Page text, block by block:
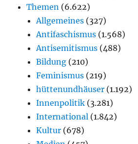
Themen (6.622)
Allgemeines (327)
Antifaschismus (1.568)
Antisemitismus (488)
Bildung (210)
Feminismus (219)
hüttenundhäuser (1.192)
Innenpolitik (3.281)
International (1.842)
Kultur (678)